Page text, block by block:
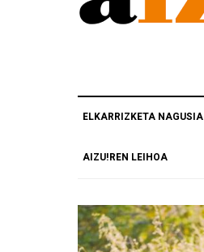
ELKARRIZKETA NAGUSIA
AIZU!REN LEIHOA